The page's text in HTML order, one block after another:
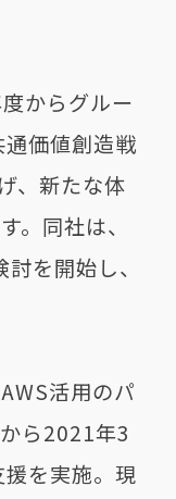
からグルー
価値創造戦
、新たな体
。同社は、
を開始し、
活用のパ
ら2021年3
を実施。現